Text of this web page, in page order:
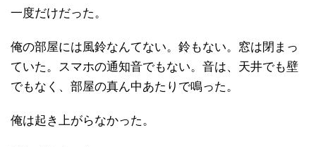
一度だけだった。
俺の部屋には風鈴なんてない。鈴もない。窓は閉まっ
ていた。スマホの通知音でもない。音は、天井でも壁
でもなく、部屋の真ん中あたりで鳴った。
俺は起き上がらなかった。